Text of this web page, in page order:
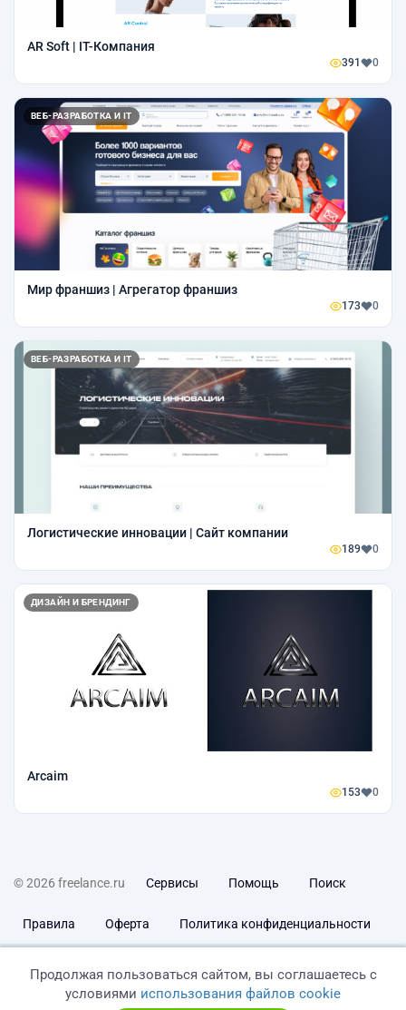
AR Soft | IT-Компания
391 0
ВЕБ-РАЗРАБОТКА И IT
Мир франшиз | Агрегатор франшиз
173 0
ВЕБ-РАЗРАБОТКА И IT
Логистические инновации | Сайт компании
189 0
ДИЗАЙН И БРЕНДИНГ
Arcaim
153 0
© 2026 freelance.ru Сервисы Помощь Поиск
Правила Оферта Политика конфиденциальности
Продолжая пользоваться сайтом, вы соглашаетесь с
условиями использования файлов cookie